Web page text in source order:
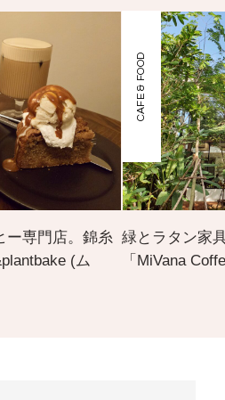
ー専門店。錦糸
(ム
CAFE & FOOD
緑とラタン家
「MiVana